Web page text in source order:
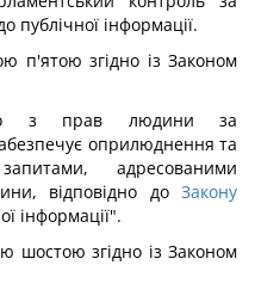
інформації.
п'ятою згідно із Законом
з прав людини за
оприлюднення та
адресованими
відповідно до Закону
інформації".
шостою згідно із Законом